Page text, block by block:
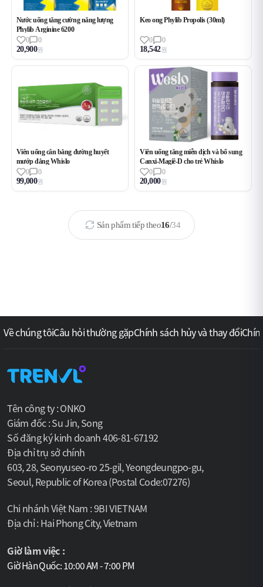
Nước uống tăng cường năng lượng
Phylib Arginine 6200
0
0
20,900원
Keo ong Phylib Propolis (30ml)
0 0
18,542원
Viên uống cân bằng đường huyết
mướp đắng Whislo
0
0
99,000원
Viên uống tăng miễn dịch và bổ sung
Canxi-Magiê-D cho trẻ Whislo
0
0
20,000원
Sản phẩm tiếp theo16/34
Về chúng tôiCâu hỏi thường gặpChính sách hủy và thay đổi
Tên công ty : ONKO
Giám đốc : Su Jin, Song
Số đăng ký kinh doanh 406-81-67192
Địa chỉ trụ sở chính
603, 28, Seonyuseo-ro 25-gil, Yeongdeungpo-gu,
Seoul, Republic of Korea (Postal Code:07276)
Chi nhánh Việt Nam : 9BI VIETNAM
Địa chỉ : Hai Phong City, Vietnam
Giờ làm việc :
Giờ Hàn Quốc: 10:00 AM - 7:00 PM